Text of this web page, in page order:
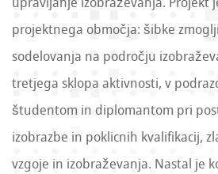
projektnega območja: šibke
sodelovanja na področju
tretjega sklopa aktivnosti, v
študentom in diplomantom pri
izobrazbe in poklicnih kvalifikacij,
vzgoje in izobraževanja. Nastal je